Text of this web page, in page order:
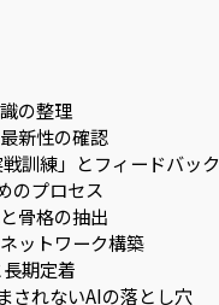
の整理
新性の確認
訓練」とフィードバック
のプロセス
骨格の抽出
ットワーク構築
期定着
されないAIの落とし穴